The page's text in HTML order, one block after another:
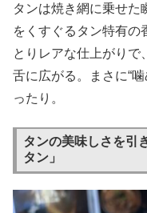
タンは焼き網に乗せた
をくすぐるタン特有の
とりレアな仕上がりで
舌に広がる。まさに“
ったり。
タンの美味しさを引
タン」